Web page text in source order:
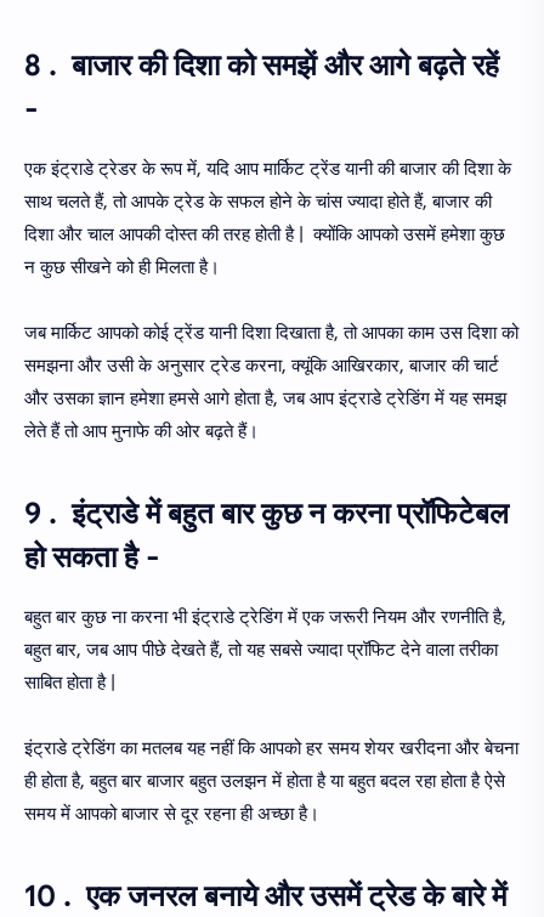
8 . बाजार की दिशा को समझें और आगे बढ़ते रहें
-
एक इंट्राडे ट्रेडर के रूप में, यदि आप मार्किट ट्रेंड यानी की बाजार की दिशा के
साथ चलते हैं, तो आपके ट्रेड के सफल होने के चांस ज्यादा होते हैं, बाजार की
दिशा और चाल आपकी दोस्त की तरह होती है | क्योंकि आपको उसमें हमेशा कुछ
न कुछ सीखने को ही मिलता है।
जब मार्किट आपको कोई ट्रेंड यानी दिशा दिखाता है, तो आपका काम उस दिशा को
समझना और उसी के अनुसार ट्रेड करना, क्यूंकि आखिरकार, बाजार की चार्ट
और उसका ज्ञान हमेशा हमसे आगे होता है, जब आप इंट्राडे ट्रेडिंग में यह समझ
लेते हैं तो आप मुनाफे की ओर बढ़ते हैं।
9 . इंट्राडे में बहुत बार कुछ न करना प्रॉफिटेबल
हो सकता है -
बहुत बार कुछ ना करना भी इंट्राडे ट्रेडिंग में एक जरूरी नियम और रणनीति है,
बहुत बार, जब आप पीछे देखते हैं, तो यह सबसे ज्यादा प्रॉफिट देने वाला तरीका
साबित होता है |
इंट्राडे ट्रेडिंग का मतलब यह नहीं कि आपको हर समय शेयर खरीदना और बेचना
ही होता है, बहुत बार बाजार बहुत उलझन में होता है या बहुत बदल रहा होता है ऐसे
समय में आपको बाजार से दूर रहना ही अच्छा है।
10 . एक जनरल बनाये और उसमें ट्रेड के बारे में